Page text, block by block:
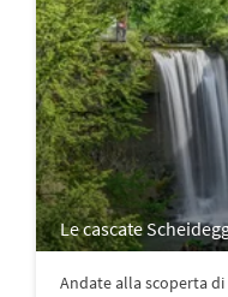
Le cascate
Andate alla scoperta